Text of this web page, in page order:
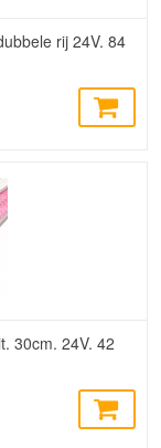
rij 24V. 84
30cm. 24V. 42